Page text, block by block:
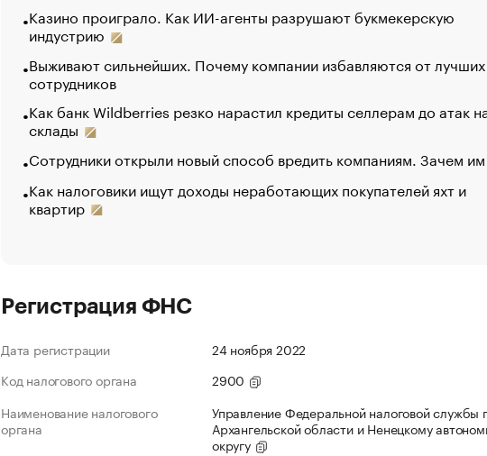
Казино проиграло. Как ИИ-агенты разрушают букмекерскую
индустрию
Выживают сильнейших. Почему компании избавляются от лучших
сотрудников
Как банк Wildberries резко нарастил кредиты селлерам до атак
склады
Сотрудники открыли новый способ вредить компаниям. Зачем
Как налоговики ищут доходы неработающих покупателей яхт и
квартир
Регистрация ФНС
Дата регистрации
24 ноября 2022
Код налогового органа
2900
Наименование налогового
органа
Управление Федеральной налоговой службы
Архангельской области и Ненецкому
округу